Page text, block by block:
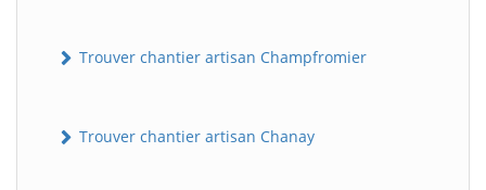
Trouver chantier artisan Champfromier
Trouver chantier artisan Chanay